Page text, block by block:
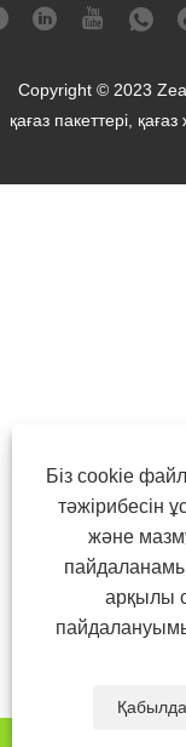
Біз cookie
тәжірибесін
және
арқылы
Copyright © 2023
қағаз пакеттері,